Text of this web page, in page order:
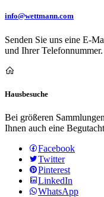
info@wettmann.com
Senden Sie uns eine E-
und Ihrer Telefonnummer.
Hausbesuche
Bei größeren
Ihnen auch eine
Facebook
Twitter
Pinterest
LinkedIn
WhatsApp